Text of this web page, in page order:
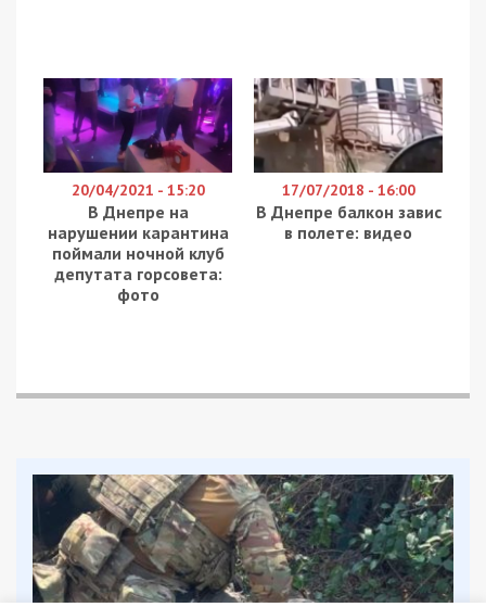
20/04/2021 - 15:20
В Днепре на
нарушении карантина
поймали ночной клуб
депутата горсовета:
фото
17/07/2018 - 16:00
В Днепре балкон завис
в полете: видео